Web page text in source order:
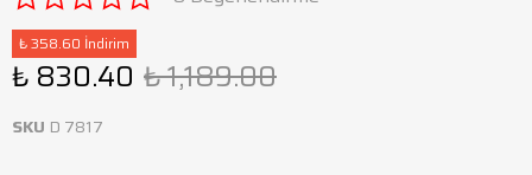
₺ 358.60 İndirim
₺ 830.40 ₺ 1,189.00
SKU D 7817